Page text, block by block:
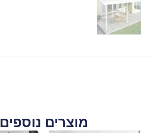
מוצרים נוספים